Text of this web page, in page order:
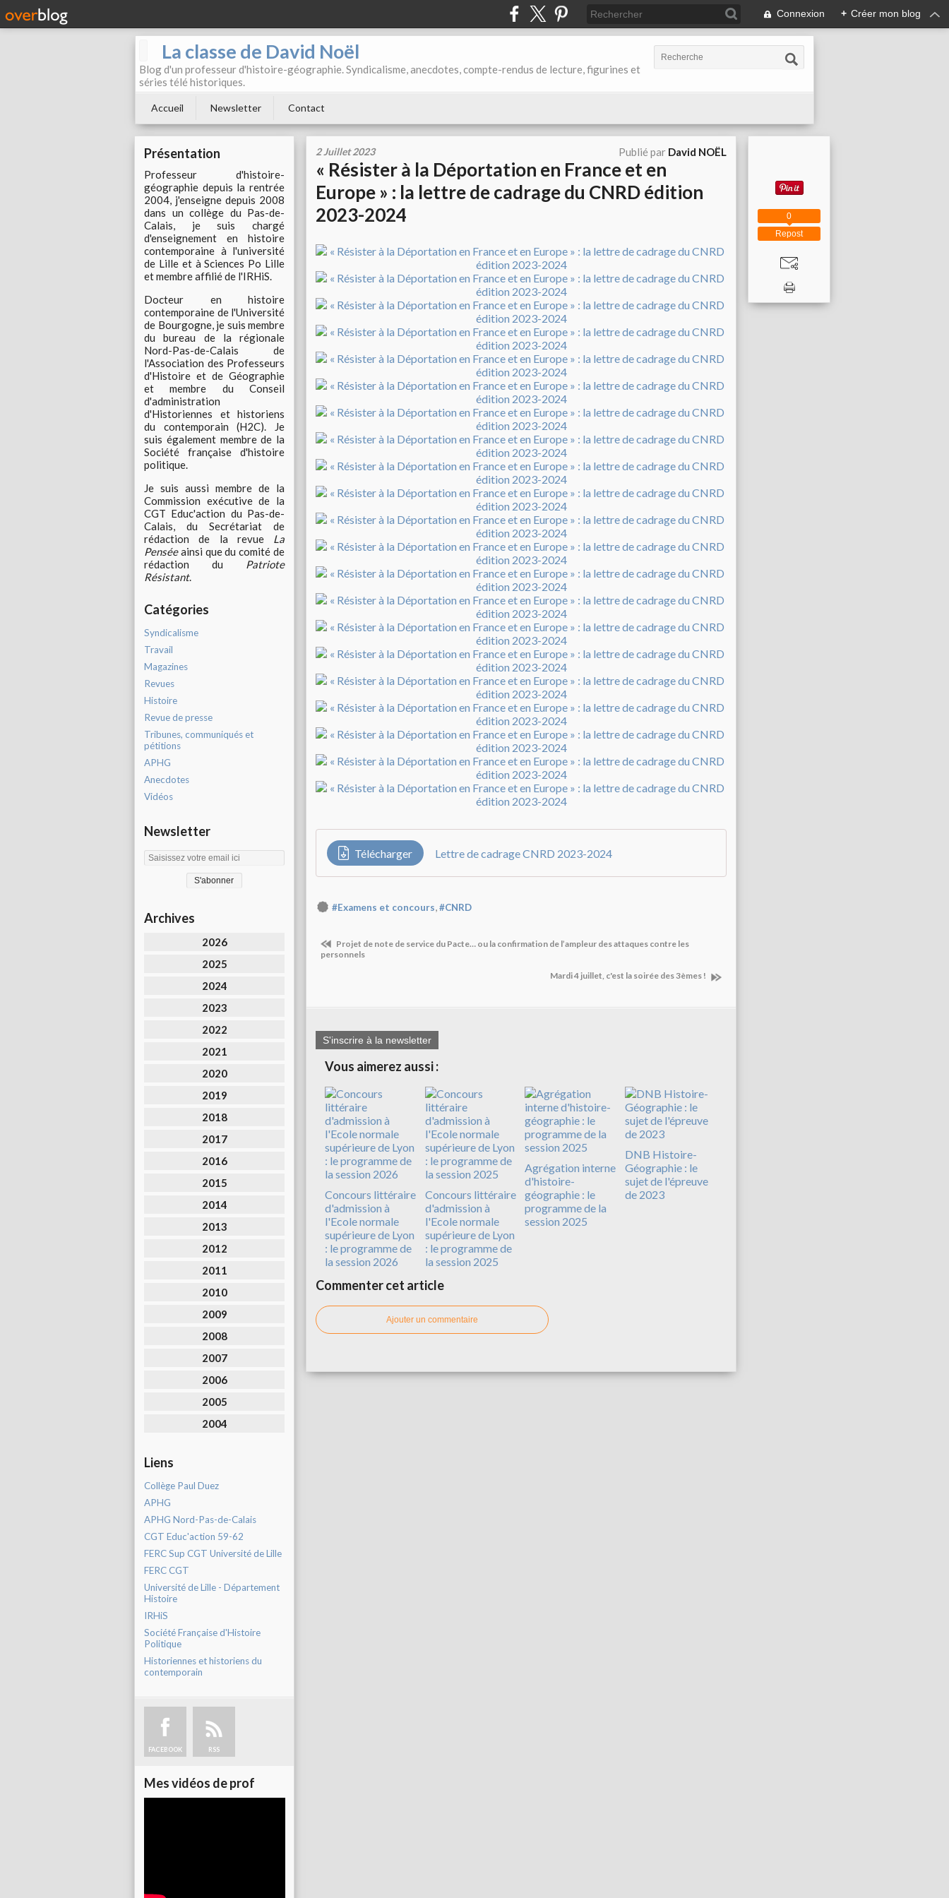
Connexion + Créer mon blog
La classe de David Noël
Blog d'un professeur d'histoire-géographie. Syndicalisme, anecdotes, compte-rendus de lecture, figurines et
séries télé historiques.
Accueil Newsletter Contact
Présentation
Professeur d'histoire-
géographie depuis la rentrée
2004, j'enseigne depuis 2008
dans un collège du Pas-de-
Calais, je suis chargé
d'enseignement en histoire
contemporaine à l'université
de Lille et à Sciences Po Lille
et membre affilié de l'IRHiS.
Docteur en histoire
contemporaine de l'Université
de Bourgogne, je suis membre
du bureau de la régionale
Nord-Pas-de-Calais de
l'Association des Professeurs
d'Histoire et de Géographie
et membre du Conseil
d'administration
d'Historiennes et historiens
du contemporain (H2C). Je
suis également membre de la
Société française d'histoire
politique.
Je suis aussi membre de la
Commission exécutive de la
CGT Educ'action du Pas-de-
Calais, du Secrétariat de
rédaction de la revue La
Penséeainsi que du comité de
rédaction du Patriote
Résistant.
Catégories
Syndicalisme
Travail
Magazines
Revues
Histoire
Revue de presse
Tribunes, communiqués et
pétitions
APHG
Anecdotes
Vidéos
Newsletter
Archives
2026
2025
2024
2023
2022
2021
2020
2019
2018
2017
2016
2015
2014
2013
2012
2011
2010
2009
2008
2007
2006
2005
2004
Liens
Collège Paul Duez
APHG
APHG Nord-Pas-de-Calais
CGT Educ'action 59-62
FERC Sup CGT Université de Lille
FERC CGT
Université de Lille - Département
Histoire
IRHiS
Société Française d'Histoire
Politique
Historiennes et historiens du
contemporain
FACEBOOK RSS
Mes vidéos de prof
2 Juillet 2023 Publié par David NOËL
« Résister à la Déportation en France et en
Europe » : la lettre de cadrage du CNRD édition
2023-2024
Télécharger Lettre de cadrage CNRD 2023-2024
#Examens et concours,#CNRD
Projet de note de service du Pacte… ou la confirmation de l’ampleur des attaques contre les
personnels
Mardi 4 juillet, c'est la soirée des 3èmes !
S'inscrire à la newsletter
Vous aimerez aussi :
Concours littéraire
d'admission à
l'Ecole normale
supérieure de Lyon
: le programme de
la session 2026
Concours littéraire
d'admission à
l'Ecole normale
supérieure de Lyon
: le programme de
la session 2025
Agrégation interne
d'histoire-
géographie : le
programme de la
session 2025
DNB Histoire-
Géographie : le
sujet de l'épreuve
de 2023
Commenter cet article
Ajouter un commentaire
Repost
0